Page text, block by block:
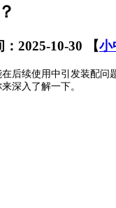
2025-10-30 【小
续使用中引发装配问
深入了解一下。